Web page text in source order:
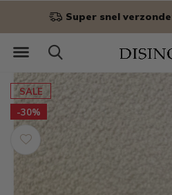
Super snel
SALE
-30%